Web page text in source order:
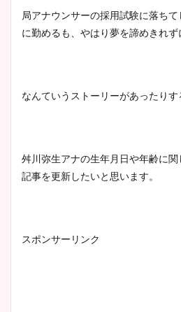
局アナウンサーの採用試験に落ち
に勤めるも、やはり夢を諦めきれ
なんていうストーリーがあったり
舛川弥生アナの生年月日や年齢に
記事を更新したいと思います。
スポンサーリンク